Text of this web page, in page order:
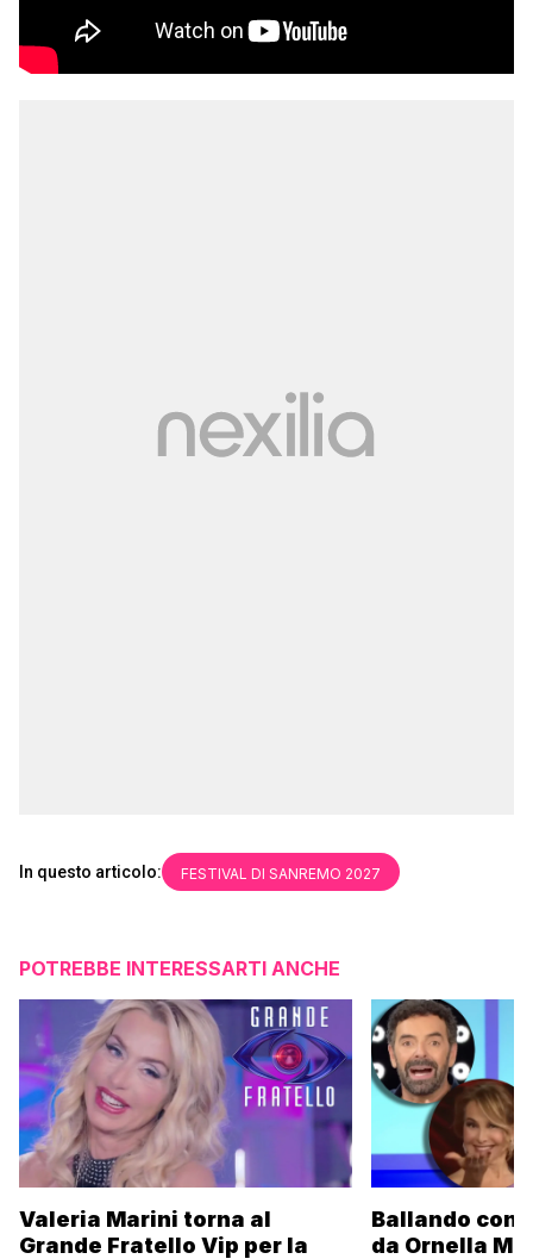
In questo articolo: FESTIVAL DI SANREMO 2027
POTREBBE INTERESSARTI ANCHE
Valeria Marini torna al
Grande Fratello Vip per la
Ballando con
da Ornella